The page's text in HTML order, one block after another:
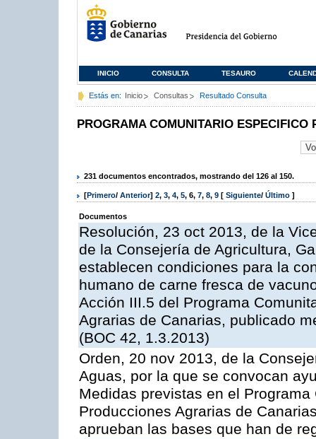
INICIO CONSULTA TESAURO
Estás en: Inicio Consultas Resultado Consulta
PROGRAMA COMUNITARIO ESPECIFICO
231 documentos encontrados, mostrando del 126 al 150.
[Primero/ Anterior] 2, 3, 4, 5, 6, 7, 8, 9 [ Siguiente/ Último ]
Documentos
Resolución, 23 oct 2013, de la
de la Consejería de Agricultura,
establecen condiciones para la
humano de carne fresca de
Acción III.5 del Programa
Agrarias de Canarias, publicado
(BOC 42, 1.3.2013)
Orden, 20 nov 2013, de la
Aguas, por la que se convocan
Medidas previstas en el
Producciones Agrarias de
aprueban las bases que han de